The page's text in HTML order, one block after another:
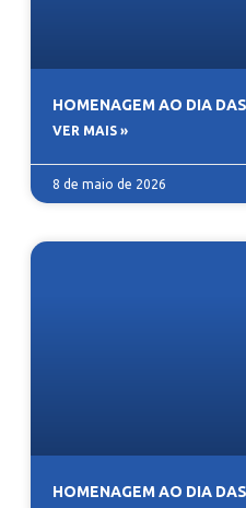
HOMENAGEM AO DIA
VER MAIS »
8 de maio de 2026
HOMENAGEM AO DIA